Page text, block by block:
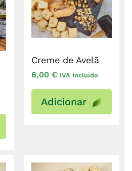
Creme de Avelã
6,00 € IVA Incluído
Adicionar